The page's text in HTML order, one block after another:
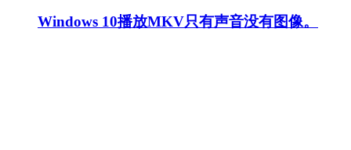
Windows 10播放MKV只有声音没有图像。